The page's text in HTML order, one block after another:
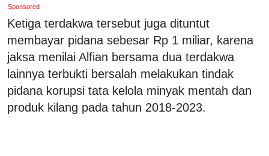
Sponsored
Ketiga terdakwa tersebut juga dituntut
membayar pidana sebesar Rp 1 miliar, karena
jaksa menilai Alfian bersama dua terdakwa
lainnya terbukti bersalah melakukan tindak
pidana korupsi tata kelola minyak mentah dan
produk kilang pada tahun 2018-2023.